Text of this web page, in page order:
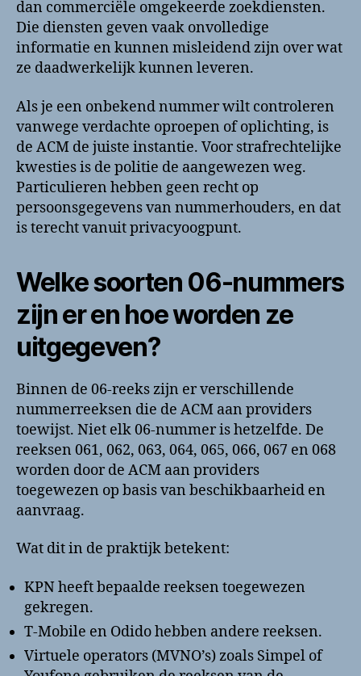
dan commerciële omgekeerde zoekdiensten.
Die diensten geven vaak onvolledige
informatie en kunnen misleidend zijn over wat
ze daadwerkelijk kunnen leveren.
Als je een onbekend nummer wilt controleren
vanwege verdachte oproepen of oplichting, is
de ACM de juiste instantie. Voor strafrechtelijke
kwesties is de politie de aangewezen weg.
Particulieren hebben geen recht op
persoonsgegevens van nummerhouders, en dat
is terecht vanuit privacyoogpunt.
Welke soorten 06-nummers
zijn er en hoe worden ze
uitgegeven?
Binnen de 06-reeks zijn er verschillende
nummerreeksen die de ACM aan providers
toewijst. Niet elk 06-nummer is hetzelfde. De
reeksen 061, 062, 063, 064, 065, 066, 067 en 068
worden door de ACM aan providers
toegewezen op basis van beschikbaarheid en
aanvraag.
Wat dit in de praktijk betekent:
KPN heeft bepaalde reeksen toegewezen
gekregen.
T-Mobile en Odido hebben andere reeksen.
Virtuele operators (MVNO’s) zoals Simpel of